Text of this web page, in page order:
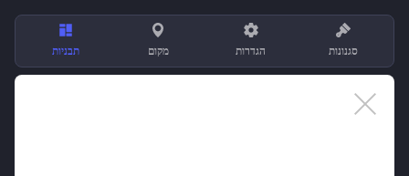
תבניות מקום הגדרות סגנונות